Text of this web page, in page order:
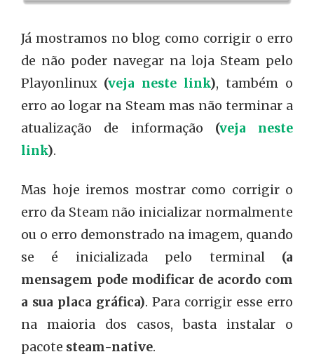
Já mostramos no blog como corrigir o erro
de não poder navegar na loja Steam pelo
Playonlinux (veja neste link), também o
erro ao logar na Steam mas não terminar a
atualização de informação (veja neste
link).
Mas hoje iremos mostrar como corrigir o
erro da Steam não inicializar normalmente
ou o erro demonstrado na imagem, quando
se é inicializada pelo terminal (a
mensagem pode modificar de acordo com
a sua placa gráfica). Para corrigir esse erro
na maioria dos casos, basta instalar o
pacote steam-native.